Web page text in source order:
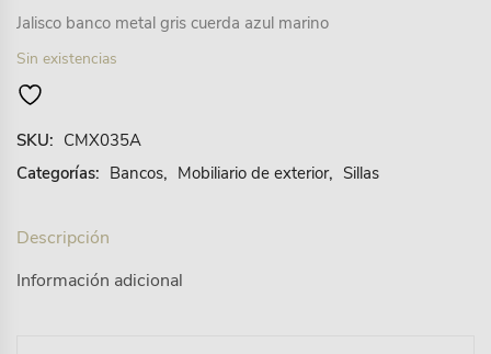
5
Jalisco banco metal gris cuerda azul marino
Sin existencias
SKU: CMX035A
Categorías: Bancos, Mobiliario de exterior, Sillas
Descripción
Información adicional